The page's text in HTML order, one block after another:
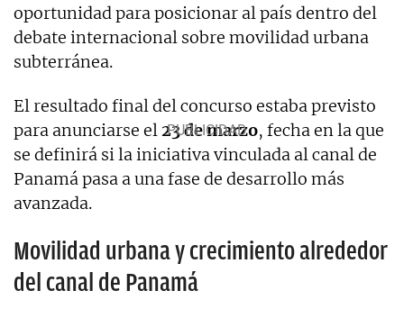
oportunidad para posicionar al país dentro del
debate internacional sobre movilidad urbana
subterránea.
El resultado final del concurso estaba previsto
para anunciarse el23 de marzo, fecha en la que
se definirá si la iniciativa vinculada al canal de
Panamá pasa a una fase de desarrollo más
avanzada.
Movilidad urbana y crecimiento alrededor
del canal de Panamá